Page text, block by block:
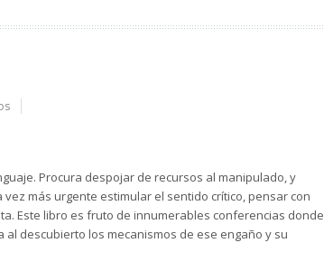
Procura despojar de recursos al manipulado, y
más urgente estimular el sentido crítico, pensar con
Este libro es fruto de innumerables conferencias donde,
descubierto los mecanismos de ese engaño y su